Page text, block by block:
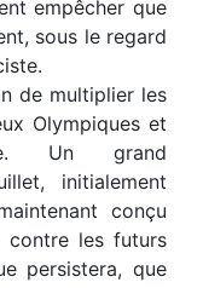
empêcher que
sous le regard
de multiplier les
Olympiques et
Un grand
initialement
conçu
contre les futurs
persistera, que